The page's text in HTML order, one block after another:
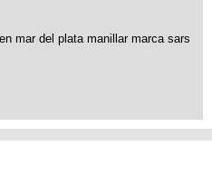
mar del plata manillar marca sars